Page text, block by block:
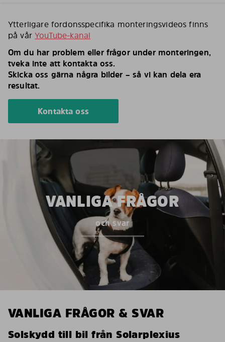
Ytterligare fordonsspecifika monteringsvideos finns
på vårYouTube-kanal
Om du har problem eller frågor under monteringen,
tveka inte att kontakta oss.
Skicka oss gärna några bilder – så vi kan dela era
resultat.
Kontakta oss
VANLIGA FRÅGOR
och svar
VANLIGA FRÅGOR & SVAR
Solskydd till bil från Solarplexius